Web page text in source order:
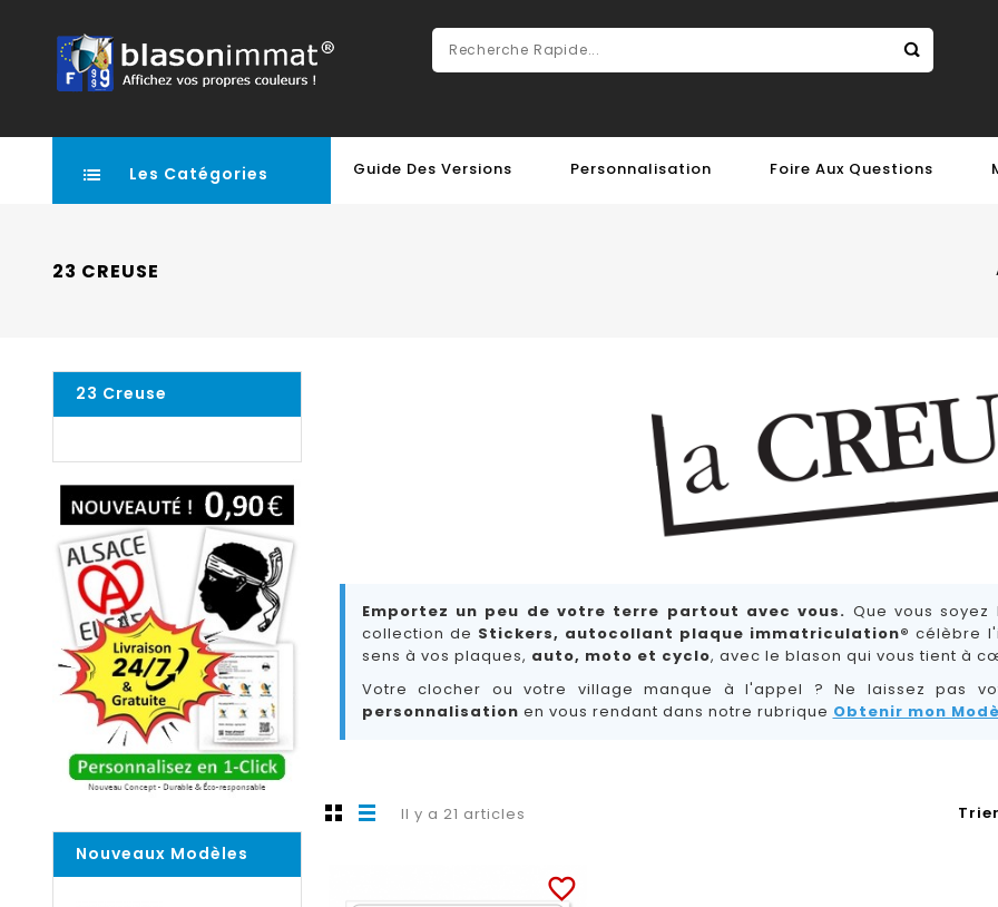
Les Catégories Guide Des Versions Personnalisation Foire Aux Questions
23 CREUSE
23 Creuse
Nouveaux Modèles
Emportez un peu de votre terre partout avec vous. Que vous
collection de Stickers, autocollant plaque immatriculation® célèbre
sens à vos plaques, auto, moto et cyclo, avec le blason qui vous tient à
Votre clocher ou votre village manque à l'appel ? Ne laissez pas
personnalisation en vous rendant dans notre rubrique Obtenir mon
Il y a 21 articles
favorite_border